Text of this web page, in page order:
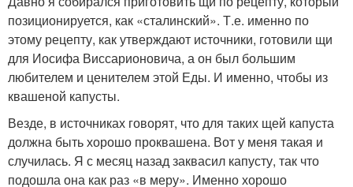
позиционируется, как «сталинский». Т.е. именно по
этому рецепту, как утверждают источники, готовили щи
для Иосифа Виссарионовича, а он был большим
любителем и ценителем этой Еды. И именно, чтобы из
квашеной капусты.
Везде, в источниках говорят, что для таких щей капуста
должна быть хорошо проквашена. Вот у меня такая и
случилась. Я с месяц назад заквасил капусту, так что
подошла она как раз «в меру». Именно хорошо